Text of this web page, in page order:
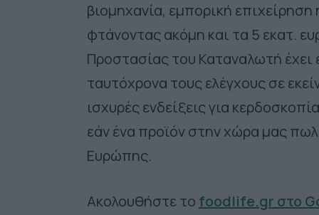
βιομηχανία, εμπορική
φτάνοντας ακόμη και τα 5 εκατ.
Προστασίας του Καταναλωτή έχει
ταυτόχρονα τους ελέγχους σε
ισχυρές ενδείξεις για
εάν ένα προϊόν στην χώρα μας
Ευρώπης.
Ακολουθήστε το foodlife.gr στο